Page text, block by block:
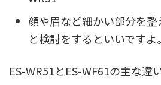
顔や眉など細かい部分を整
と検討をするといいですよ。
ES-WR51とES-WF61の主な違